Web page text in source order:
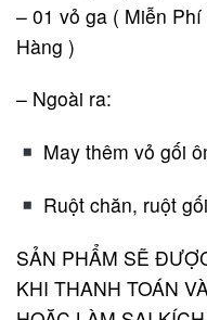
– 01 vỏ ga ( Miễn
Hàng )
– Ngoài ra:
May thêm vỏ gối
Ruột chăn, ruột
SẢN PHẨM SẼ
KHI THANH TOÁN